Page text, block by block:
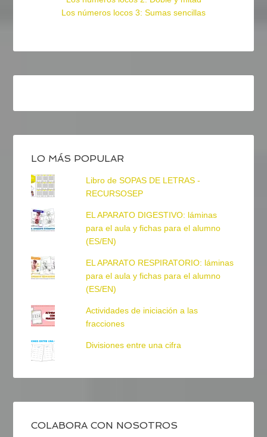
Los números locos 3: Sumas sencillas
LO MÁS POPULAR
Libro de SOPAS DE LETRAS -
RECURSOSEP
EL APARATO DIGESTIVO: láminas
para el aula y fichas para el alumno
(ES/EN)
EL APARATO RESPIRATORIO: láminas
para el aula y fichas para el alumno
(ES/EN)
Actividades de iniciación a las
fracciones
Divisiones entre una cifra
COLABORA CON NOSOTROS